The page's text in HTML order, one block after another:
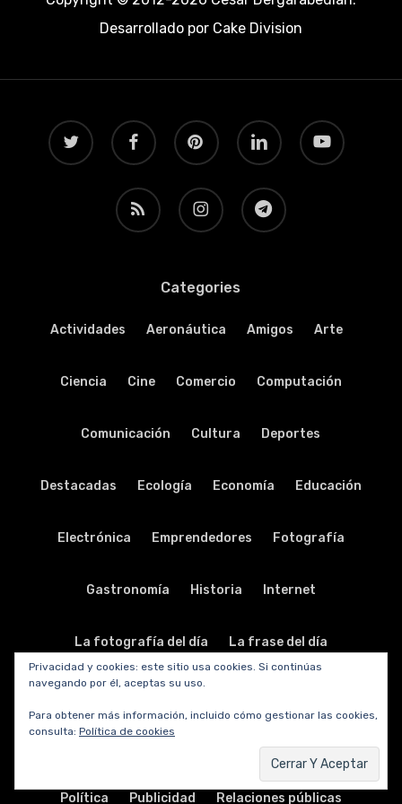
Desarrollado porCake Division
twitter facebook pinterest linkedin youtube
RSS instagram telegram
Categories
Actividades Aeronáutica Amigos Arte
Ciencia Cine Comercio Computación
Comunicación Cultura Deportes
Destacadas Ecología Economía Educación
Electrónica Emprendedores Fotografía
Gastronomía Historia Internet
La fotografía del día La frase del día
La música del día
Periodismo Personal
Política Publicidad Relaciones públicas
Privacidad y cookies: este sitio usa cookies. Si continúas
navegando por él, aceptas su uso.
Para obtener más información, incluido cómo gestionar las cookies,
consulta: Política de cookies